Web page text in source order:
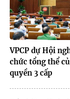
VPCP dự Hội
chức tổng thể
quyền 3 cấp